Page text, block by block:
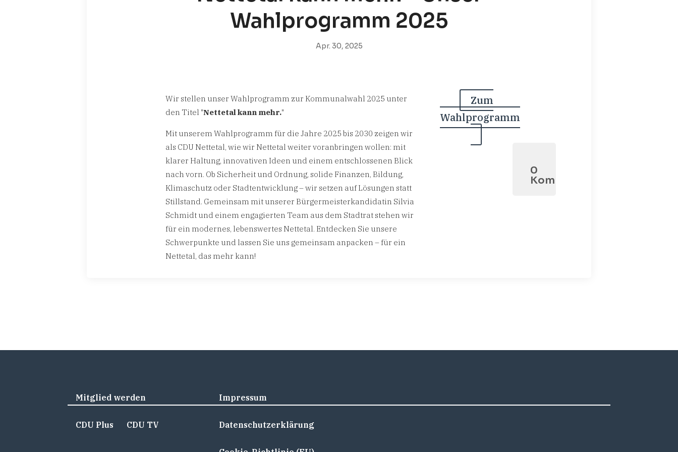
Wahlprogramm 2025
Apr. 30, 2025
Wir stellen unser Wahlprogramm zur Kommunalwahl 2025 unter
den Titel "Nettetal kann mehr."
Mit unserem Wahlprogramm für die Jahre 2025 bis 2030 zeigen wir
als CDU Nettetal, wie wir Nettetal weiter voranbringen wollen: mit
klarer Haltung, innovativen Ideen und einem entschlossenen Blick
nach vorn. Ob Sicherheit und Ordnung, solide Finanzen, Bildung,
Klimaschutz oder Stadtentwicklung – wir setzen auf Lösungen statt
Stillstand. Gemeinsam mit unserer Bürgermeisterkandidatin Silvia
Schmidt und einem engagierten Team aus dem Stadtrat stehen wir
für ein modernes, lebenswertes Nettetal. Entdecken Sie unsere
Schwerpunkte und lassen Sie uns gemeinsam anpacken – für ein
Nettetal, das mehr kann!
Zum
Wahlprogramm
0
Kommentare
Mitglied werden
CDU Plus CDU TV
Impressum
Datenschutzerklärung